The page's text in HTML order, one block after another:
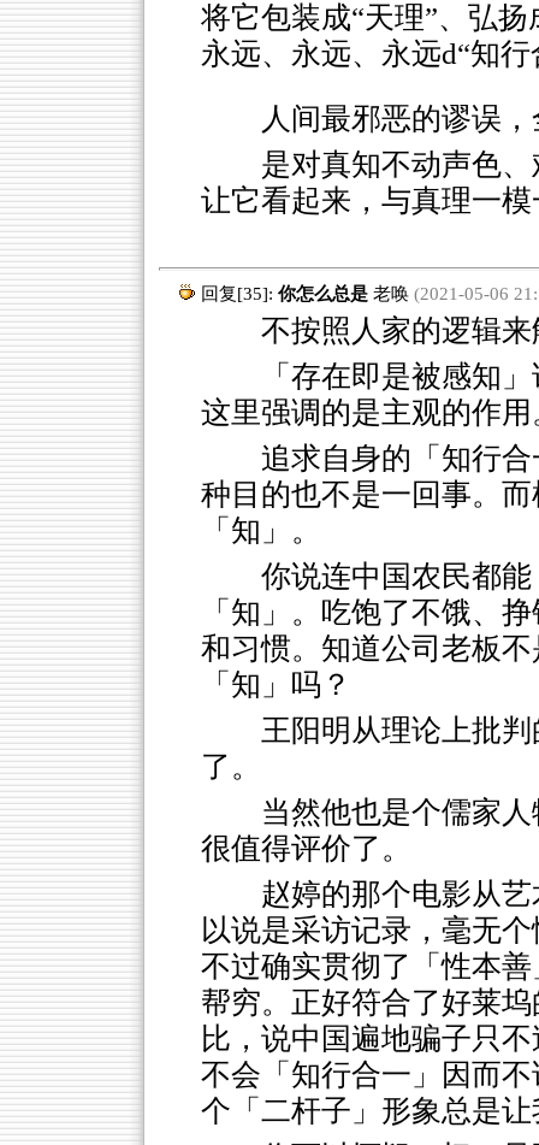
将它包装成“天理”、弘
永远、永远、永远d“知
人间最邪恶的谬误
是对真知不动声色
让它看起来，与真理一模
回复[35]: 你怎么总是 老唤(2021-05-06
不按照人家的逻辑来
「存在即是被感知
这里强调的是主观的作用
追求自身的「知行
种目的也不是一回事。
「知」。
你说连中国农民都
「知」。吃饱了不饿、
和习惯。知道公司老板
「知」吗？
王阳明从理论上批
了。
当然他也是个儒家
很值得评价了。
赵婷的那个电影从
以说是采访记录，毫无
不过确实贯彻了「性本
帮穷。正好符合了好莱
比，说中国遍地骗子只
不会「知行合一」因而
个「二杆子」形象总是